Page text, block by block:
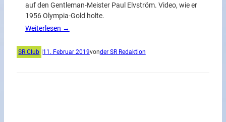
auf den Gentleman-Meister Paul Elvström. Video, wie er
1956 Olympia-Gold holte.
Weiterlesen →
SR Club |11. Februar 2019vonder SR Redaktion